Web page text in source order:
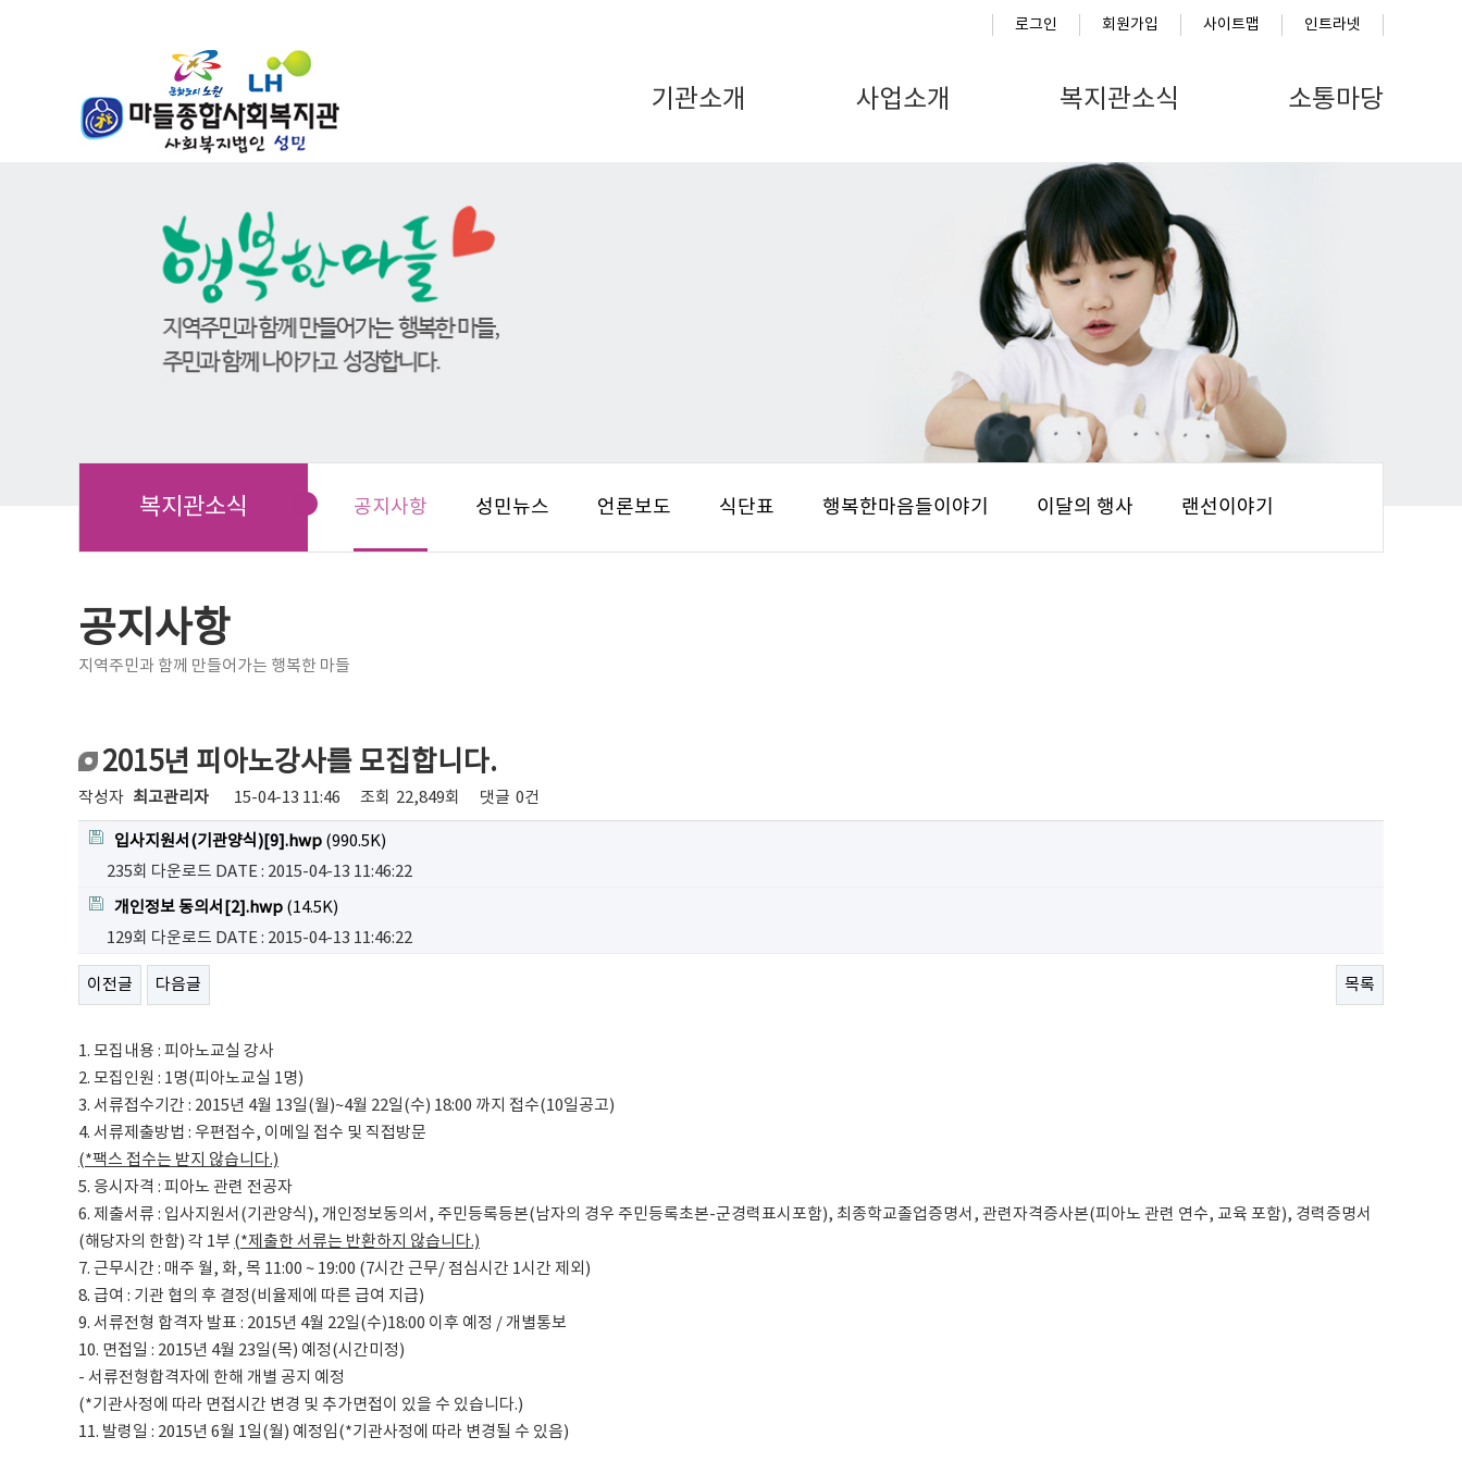
로그인 회원가입 사이트맵 인트라넷
기관소개 사업소개 복지관소식 소통마당
복지관소식 공지사항 성민뉴스 언론보도 식단표 행복한마음들이야기 이달의 행사 랜선이야기
공지사항
지역주민과 함께 만들어가는 행복한 마들
2015년 피아노강사를 모집합니다.
작성자 최고관리자 15-04-13 11:46 조회 22,849회 댓글 0건
입사지원서(기관양식)[9].hwp (990.5K)
235회 다운로드 DATE : 2015-04-13 11:46:22
개인정보 동의서[2].hwp (14.5K)
129회 다운로드 DATE : 2015-04-13 11:46:22
이전글 다음글 목록
1. 모집내용 : 피아노교실 강사
2. 모집인원 : 1명(피아노교실 1명)
3. 서류접수기간 : 2015년 4월 13일(월)~4월 22일(수) 18:00 까지 접수(10일공고)
4. 서류제출방법 : 우편접수, 이메일 접수 및 직접방문
(*팩스 접수는 받지 않습니다.)
5. 응시자격 : 피아노 관련 전공자
6. 제출서류 : 입사지원서(기관양식), 개인정보동의서, 주민등록등본(남자의 경우 주민등록초본-군경력표시포함), 최종학교졸업증명서, 관련자격증사본(피아노 관련 연수, 교육 포함), 경력증명서
(해당자의 한함) 각 1부 (*제출한 서류는 반환하지 않습니다.)
7. 근무시간 : 매주 월, 화, 목 11:00 ~ 19:00 (7시간 근무/ 점심시간 1시간 제외)
8. 급여 : 기관 협의 후 결정(비율제에 따른 급여 지급)
9. 서류전형 합격자 발표 : 2015년 4월 22일(수)18:00 이후 예정 / 개별통보
10. 면접일 : 2015년 4월 23일(목) 예정(시간미정)
- 서류전형합격자에 한해 개별 공지 예정
(*기관사정에 따라 면접시간 변경 및 추가면접이 있을 수 있습니다.)
11. 발령일 : 2015년 6월 1일(월) 예정임(*기관사정에 따라 변경될 수 있음)